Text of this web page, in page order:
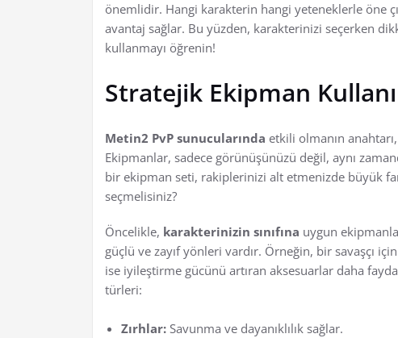
önemlidir. Hangi karakterin hangi yeteneklerle öne
avantaj sağlar. Bu yüzden, karakterinizi seçerken
kullanmayı öğrenin!
Stratejik Ekipman
Metin2 PvP sunucularında etkili olmanın
Ekipmanlar, sadece görünüşünüzü değil, aynı
bir ekipman seti, rakiplerinizi alt etmenizde büyük
seçmelisiniz?
Öncelikle, karakterinizin sınıfına uygun
güçlü ve zayıf yönleri vardır. Örneğin, bir savaşçı
ise iyileştirme gücünü artıran aksesuarlar daha
türleri:
Zırhlar: Savunma ve dayanıklılık sağlar.